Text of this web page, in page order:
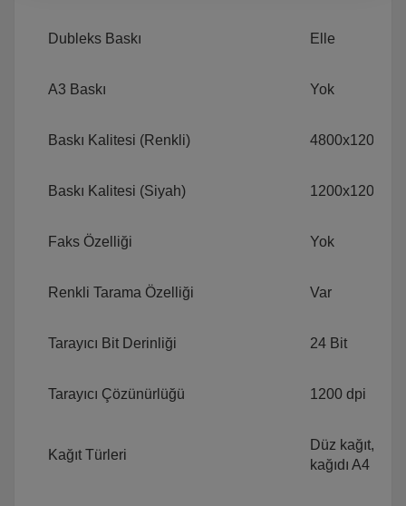
Dubleks Baskı Elle
A3 Baskı Yok
Baskı Kalitesi (Renkli) 4800x1200
Baskı Kalitesi (Siyah) 1200x1200
Faks Özelliği Yok
Renkli Tarama Özelliği Var
Tarayıcı Bit Derinliği 24 Bit
Tarayıcı Çözünürlüğü 1200 dpi
Kağıt Türleri
Düz kağıt,
kağıdı A4 B5